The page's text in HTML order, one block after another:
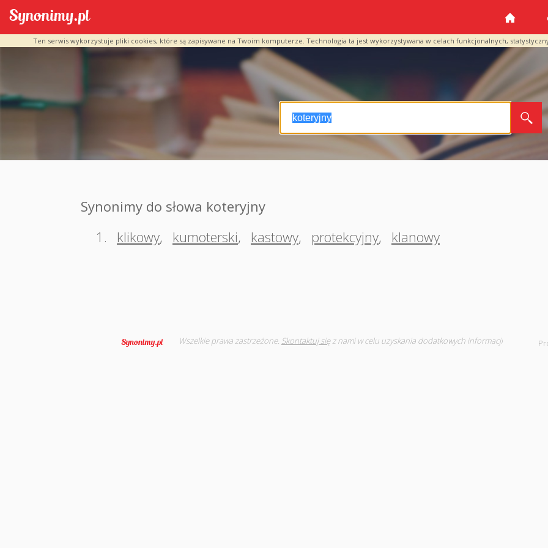
Ten serwis wykorzystuje pliki cookies, które są zapisywane na Twoim komputerze. Technologia ta jest wykorzystywana w celach funkcjonalnych,
Synonimy do słowa koteryjny
1.
klikowy, kumoterski, kastowy, protekcyjny, klanowy
Wszelkie prawa zastrzeżone. Skontaktuj sięz nami w celu uzyskania dodatkowych informacji